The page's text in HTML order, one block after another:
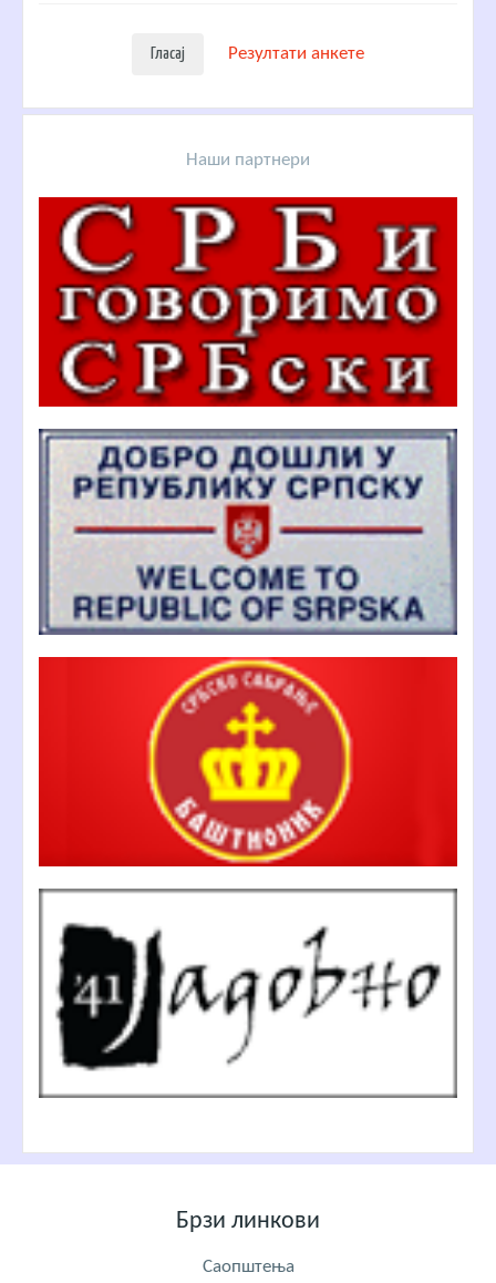
Резултати анкете
Наши партнери
Брзи линкови
Саопштења